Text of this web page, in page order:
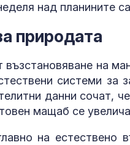
над планините
природата
възстановяване на
системи за
данни сочат,
мащаб се
на естествено